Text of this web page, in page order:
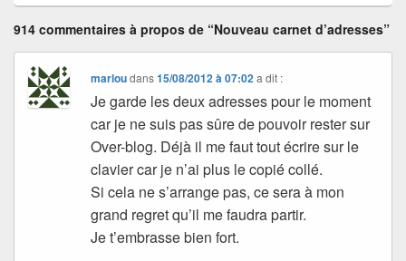
914 commentaires à propos de “Nouveau carnet d’adresses”
marloudans15/08/2012 à 07:02 a dit :
Je garde les deux adresses pour le moment
car je ne suis pas sûre de pouvoir rester sur
Over-blog. Déjà il me faut tout écrire sur le
clavier car je n’ai plus le copié collé.
Si cela ne s’arrange pas, ce sera à mon
grand regret qu’il me faudra partir.
Je t’embrasse bien fort.